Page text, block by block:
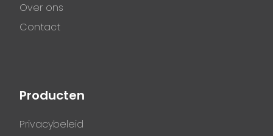
Over ons
Contact
Producten
Privacybeleid